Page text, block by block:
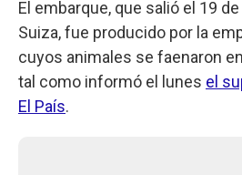
El embarque, que salió el 19
Suiza, fue producido por la
cuyos animales se faenaron
tal como informó el lunes el
El País.